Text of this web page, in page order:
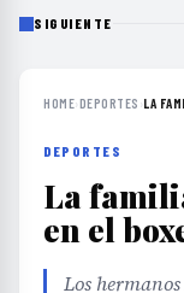
SIGUIENTE
HOME›DEPORTES ›LA
DEPORTES
La
en el
Los